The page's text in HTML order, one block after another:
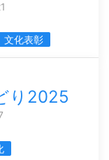
文化表彰
り2025